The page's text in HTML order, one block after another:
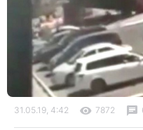
31.05.19, 4:42 7872